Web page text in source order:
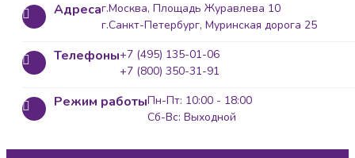
Адресаг.Москва, Площадь Журавлева 10
г.Санкт-Петербург, Муринская дорога 25
Телефоны+7 (495) 135-01-06
+7 (800) 350-31-91
Режим работыПн-Пт: 10:00 - 18:00
Сб-Вс: Выходной